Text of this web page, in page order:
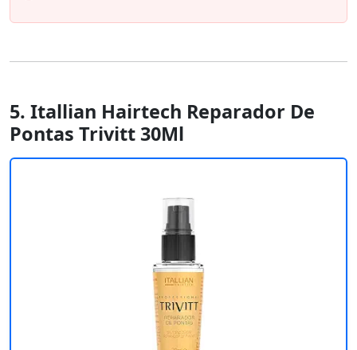
5. Itallian Hairtech Reparador De
Pontas Trivitt 30Ml